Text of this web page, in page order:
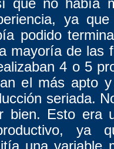
que no había
ya
podido
mayoría de las
4 o 5
el más apto y
seriada.
bien. Esto era
ya